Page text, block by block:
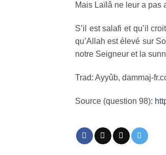
Mais Laïlâ ne leur a pas
S’il est salafi et qu’il
qu’Allah est élevé sur
notre Seigneur et la
Trad: Ayyûb, dammaj-
Source (question 98):